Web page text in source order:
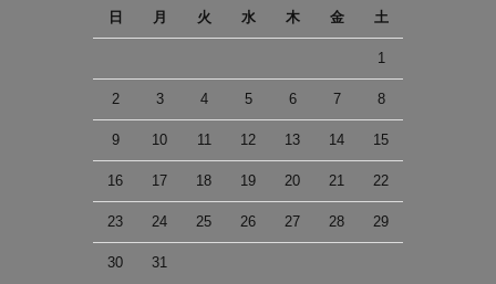
日
月 火 水 木 金 土
1
2 3 4 5 6 7 8
9 10 11 12 13 14 15
16 17 18 19 20 21 22
23 24 25 26 27 28 29
30 31